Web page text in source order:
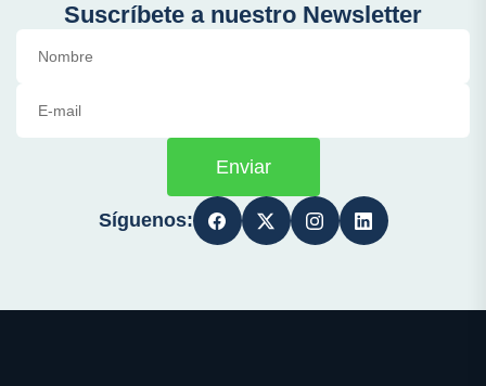
Suscríbete a nuestro Newsletter
Enviar
Síguenos: